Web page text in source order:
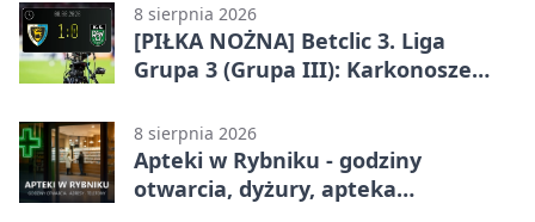
8 sierpnia 2026
[PIŁKA NOŻNA] Betclic 3. Liga
Grupa 3 (Grupa III): Karkonosze
8 sierpnia 2026
Apteki w Rybniku - godziny
otwarcia, dyżury, apteka